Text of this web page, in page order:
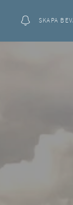
SKAPA